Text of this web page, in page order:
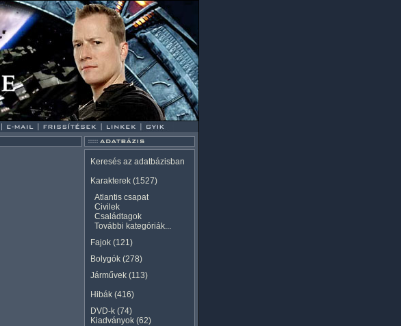
Keresés az adatbázisban
Karakterek (1527)
Atlantis csapat
Civilek
Családtagok
További kategóriák...
Fajok (121)
Bolygók (278)
Járművek (113)
Hibák (416)
DVD-k (74)
Kiadványok (62)